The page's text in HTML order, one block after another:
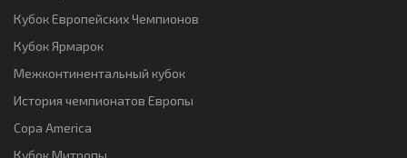
Кубок Европейских Чемпионов
Кубок Ярмарок
Межконтинентальный кубок
История чемпионатов Европы
Copa America
Кубок Митропы